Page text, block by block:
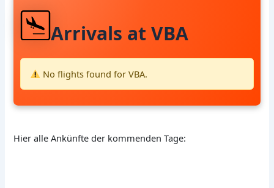
Arrivals at VBA
No flights found for VBA.
Hier alle Ankünfte der kommenden Tage: